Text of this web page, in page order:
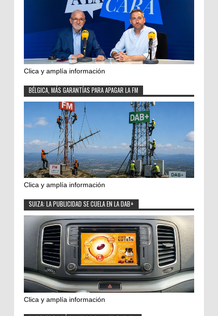
Clica y amplía información
BÉLGICA, MÁS GARANTÍAS PARA APAGAR LA FM
Clica y amplía información
SUIZA: LA PUBLICIDAD SE CUELA EN LA DAB+
Clica y amplía información